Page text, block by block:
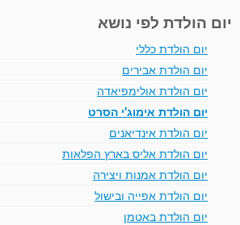
יום הולדת לפי נושא
יום הולדת כללי
יום הולדת אבירים
יום הולדת אולימפיאדה
יום הולדת אימוג'י הסרט
יום הולדת אינדיאנים
יום הולדת אליס בארץ הפלאות
יום הולדת אמנות ויצירה
יום הולדת אפייה ובישול
יום הולדת באטמן